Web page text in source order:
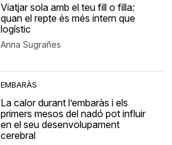
Viatjar sola amb el teu fill o filla:
quan el repte és més intern que
logístic
Anna Sugrañes
EMBARÀS
La calor durant l’embaràs i els
primers mesos del nadó pot influir
en el seu desenvolupament
cerebral